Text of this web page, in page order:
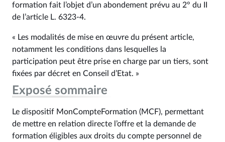
formation fait l’objet d’un abondement prévu au 2° du II
de l’article L. 6323-4.
« Les modalités de mise en œuvre du présent article,
notamment les conditions dans lesquelles la
participation peut être prise en charge par un tiers, sont
fixées par décret en Conseil d’Etat. »
Exposé sommaire
Le dispositif MonCompteFormation (MCF), permettant
de mettre en relation directe l’offre et la demande de
formation éligibles aux droits du compte personnel de